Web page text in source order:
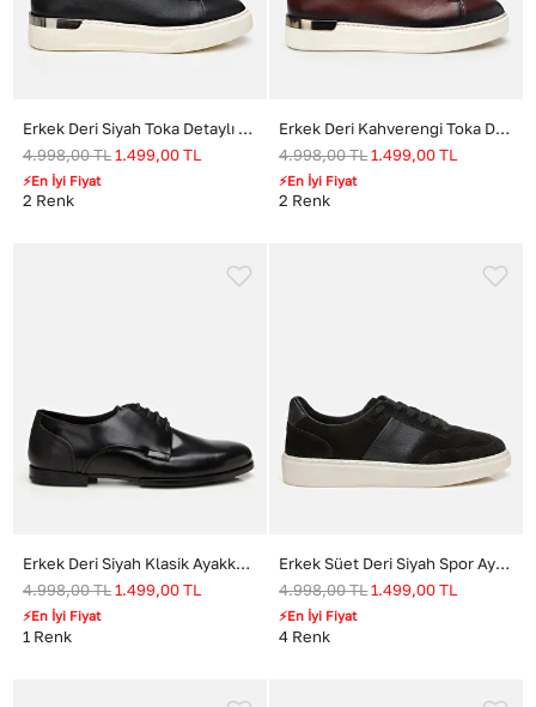
Erkek Deri Siyah Toka Detaylı Spor Ayakkabı
4.998,00TL 1.499,00 TL
⚡En İyi Fiyat
2 Renk
Erkek Deri Kahverengi Toka Detaylı Spor Ayakkabı
4.998,00TL1.499,00 TL
⚡En İyi Fiyat
2 Renk
Erkek Deri Siyah Klasik Ayakkabı
4.998,00TL 1.499,00 TL
⚡En İyi Fiyat
1 Renk
Erkek Süet Deri Siyah Spor Ayakkabı
4.998,00TL1.499,00 TL
⚡En İyi Fiyat
4 Renk